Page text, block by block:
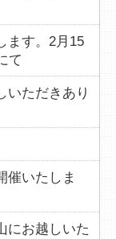
ます。2月15
て
いただきあり
催いたしま
にお越しいた